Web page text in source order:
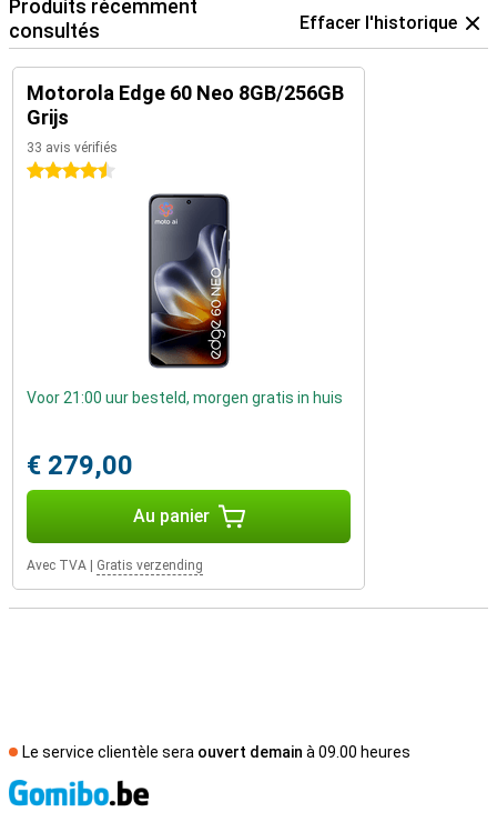
Produits récemment
consultés
Effacer l'historique
Motorola Edge 60 Neo 8GB/256GB
Grijs
33 avis vérifiés
4.5 étoiles
Voor 21:00 uur besteld, morgen gratis in huis
€ 279,00
Au panier
Avec TVA Gratis verzending
Le service clientèle sera ouvert demain à 09.00 heures